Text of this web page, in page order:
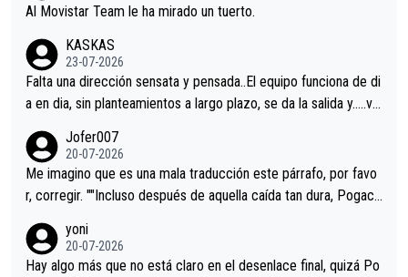
Al Movistar Team le ha mirado un tuerto.
KASKAS
23-07-2026
Falta una dirección sensata y pensada..El equipo funciona de di
a en dia, sin planteamientos a largo plazo, se da la salida y…..ve
Minguez, Velez etc etc.Me da pena vivir estos momentos tan
tristes sin victorias.
Jofer007
20-07-2026
Me imagino que es una mala traducción este párrafo, por favo
r, corregir. ""Incluso después de aquella caída tan dura, Pogaca
permaneció pegado a su rueda. Parecía increíble la forma en l
a que era capaz de controlar el miedo", recordó."
yoni
20-07-2026
Hay algo más que no está claro en el desenlace final, quizá Po